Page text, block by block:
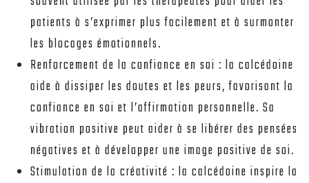
patients à s’exprimer plus facilement et à surmonter
les blocages émotionnels.
Renforcement de la confiance en soi : la calcédoine
aide à dissiper les doutes et les peurs, favorisant la
confiance en soi et l’affirmation personnelle. Sa
vibration positive peut aider à se libérer des pensées
négatives et à développer une image positive de soi.
Stimulation de la créativité : la calcédoine inspire la